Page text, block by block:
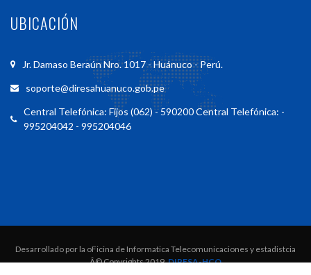
UBICACIÓN
Jr. Damaso Beraún Nro. 1017 - Huánuco - Perú.
soporte@diresahuanuco.gob.pe
Central Telefónica: Fijos (062) - 590200 Central Telefónica: -
995204042 - 995204046
Desarrollado por la oFicina de Informatica Telecomunicaciones y estadistcia
Â© Copyrights 2019.DIRESA-HCO